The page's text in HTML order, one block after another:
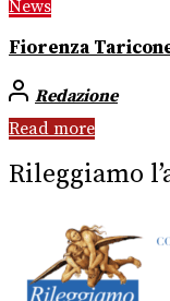
News
Fiorenza
Redazione
Read more
Rileggiamo